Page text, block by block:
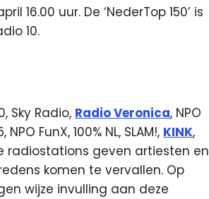
uur. De ‘NederTop 150’ is
10.
Sky Radio, Radio Veronica, NPO
FunX, 100% NL, SLAM!, KINK,
radiostations geven artiesten en
komen te vervallen. Op
wijze invulling aan deze